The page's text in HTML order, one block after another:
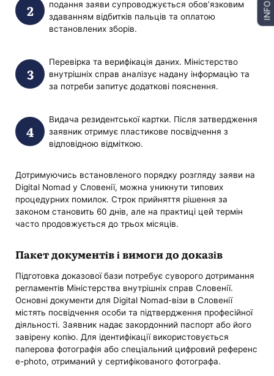
подання заяви супроводжується обов’язковим
здаванням відбитків пальців та оплатою
встановлених зборів.
Перевірка та верифікація даних. Міністерство
внутрішніх справ аналізує надану інформацію та
за потреби запитує додаткові пояснення.
Видача резидентської картки. Після затвердження
заявник отримує пластикове посвідчення з
відповідною відміткою.
Дотримуючись встановленого порядку розгляду заяви на
Digital Nomad у Словенії, можна уникнути типових
процедурних помилок. Строк прийняття рішення за
законом становить 60 днів, але на практиці цей термін
часто продовжується до трьох місяців.
Пакет документів і вимоги до доказів
Підготовка доказової бази потребує суворого дотримання
регламентів Міністерства внутрішніх справ Словенії.
Основні документи для Digital Nomad-візи в Словенії
містять посвідчення особи та підтвердження професійної
діяльності. Заявник надає закордонний паспорт або його
завірену копію. Для ідентифікації використовується
паперова фотографія або спеціальний цифровий референс
e-photo, отриманий у сертифікованого фотографа.
INFO